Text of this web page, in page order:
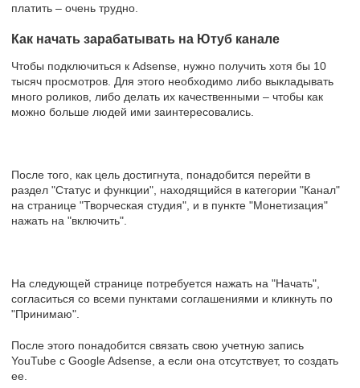
платить – очень трудно.
Как начать зарабатывать на Ютуб канале
Чтобы подключиться к Adsense, нужно получить хотя бы 10
тысяч просмотров. Для этого необходимо либо выкладывать
много роликов, либо делать их качественными – чтобы как
можно больше людей ими заинтересовались.
После того, как цель достигнута, понадобится перейти в
раздел "Статус и функции", находящийся в категории "Канал"
на странице "Творческая студия", и в пункте "Монетизация"
нажать на "включить".
На следующей странице потребуется нажать на "Начать",
согласиться со всеми пунктами соглашениями и кликнуть по
"Принимаю".
После этого понадобится связать свою учетную запись
YouTube с Google Adsense, а если она отсутствует, то создать
ее.